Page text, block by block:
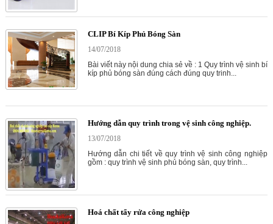
CLIP Bí Kíp Phủ Bóng Sàn
14/07/2018
Bài viết này nội dung chia sẻ về : 1 Quy trình vệ sinh bí
kíp phủ bóng sàn đúng cách đúng quy trinh...
Hướng dẫn quy trình trong vệ sinh công nghiệp.
13/07/2018
Hướng dẫn chi tiết về quy trình vệ sinh công nghiệp
gồm : quy trình vệ sinh phủ bóng sàn, quy trình...
Hoá chất tẩy rửa công nghiệp